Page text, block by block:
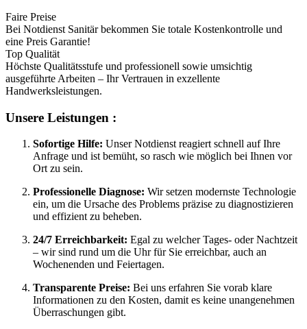
Faire Preise
Bei Notdienst Sanitär bekommen Sie totale Kostenkontrolle und
eine Preis Garantie!
Top Qualität
Höchste Qualitätsstufe und professionell sowie umsichtig
ausgeführte Arbeiten – Ihr Vertrauen in exzellente
Handwerksleistungen.
Unsere Leistungen :
Sofortige Hilfe: Unser Notdienst reagiert schnell auf Ihre
Anfrage und ist bemüht, so rasch wie möglich bei Ihnen vor
Ort zu sein.
Professionelle Diagnose: Wir setzen modernste Technologie
ein, um die Ursache des Problems präzise zu diagnostizieren
und effizient zu beheben.
24/7 Erreichbarkeit: Egal zu welcher Tages- oder Nachtzeit
– wir sind rund um die Uhr für Sie erreichbar, auch an
Wochenenden und Feiertagen.
Transparente Preise: Bei uns erfahren Sie vorab klare
Informationen zu den Kosten, damit es keine unangenehmen
Überraschungen gibt.